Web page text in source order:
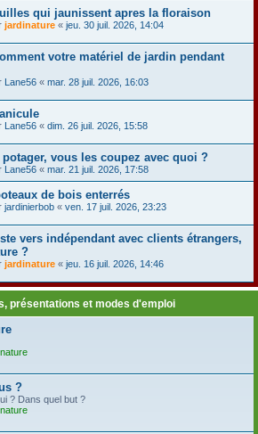
qui jaunissent apres la floraison
jardinature « jeu. 30 juil. 2026, 14:04
votre matériel de jardin pendant
Lane56 « mar. 28 juil. 2026, 16:03
Lane56 « dim. 26 juil. 2026, 15:58
vous les coupez avec quoi ?
Lane56 « mar. 21 juil. 2026, 17:58
de bois enterrés
jardinierbob « ven. 17 juil. 2026, 23:23
vers indépendant avec clients étrangers,
?
jardinature « jeu. 16 juil. 2026, 14:46
présentations et modes d'emploi
?
? Dans quel but ?